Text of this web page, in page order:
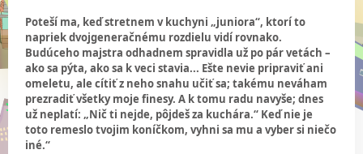
Poteší ma, keď stretnem v kuchyni „juniora“, ktorí to
napriek dvojgeneračnému rozdielu vidí rovnako.
Budúceho majstra odhadnem spravidla už po pár vetách –
ako sa pýta, ako sa k veci stavia... Ešte nevie pripraviť ani
omeletu, ale cítiť z neho snahu učiť sa; takému neváham
prezradiť všetky moje finesy. A k tomu radu navyše; dnes
už neplatí: „Nič ti nejde, pôjdeš za kuchára.“ Keď nie je
toto remeslo tvojim koníčkom, vyhni sa mu a vyber si niečo
iné.“